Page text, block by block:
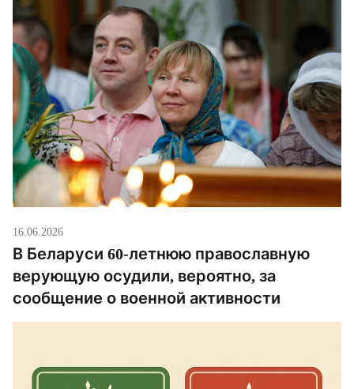
16.06.2026
В Беларуси 60-летнюю православную
верующую осудили, вероятно, за
сообщение о военной активности